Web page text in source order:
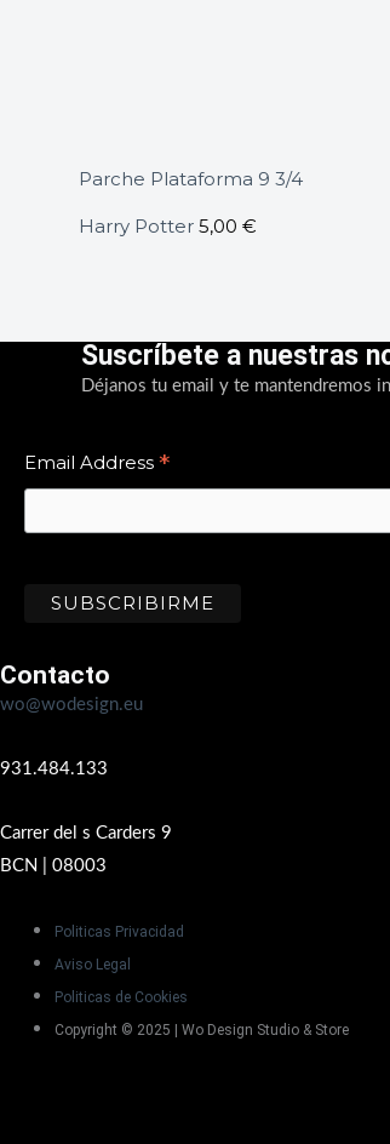
Parche Plataforma 9 3/4
Harry Potter 5,00 €
Suscríbete a nuestras
Déjanos tu email y te mantendremos
Email Address *
Contacto
wo@wodesign.eu
931.484.133
Carrer del s Carders 9
BCN | 08003
Politicas Privacidad
Aviso Legal
Politicas de Cookies
Copyright © 2025 | Wo Design Studio & Store